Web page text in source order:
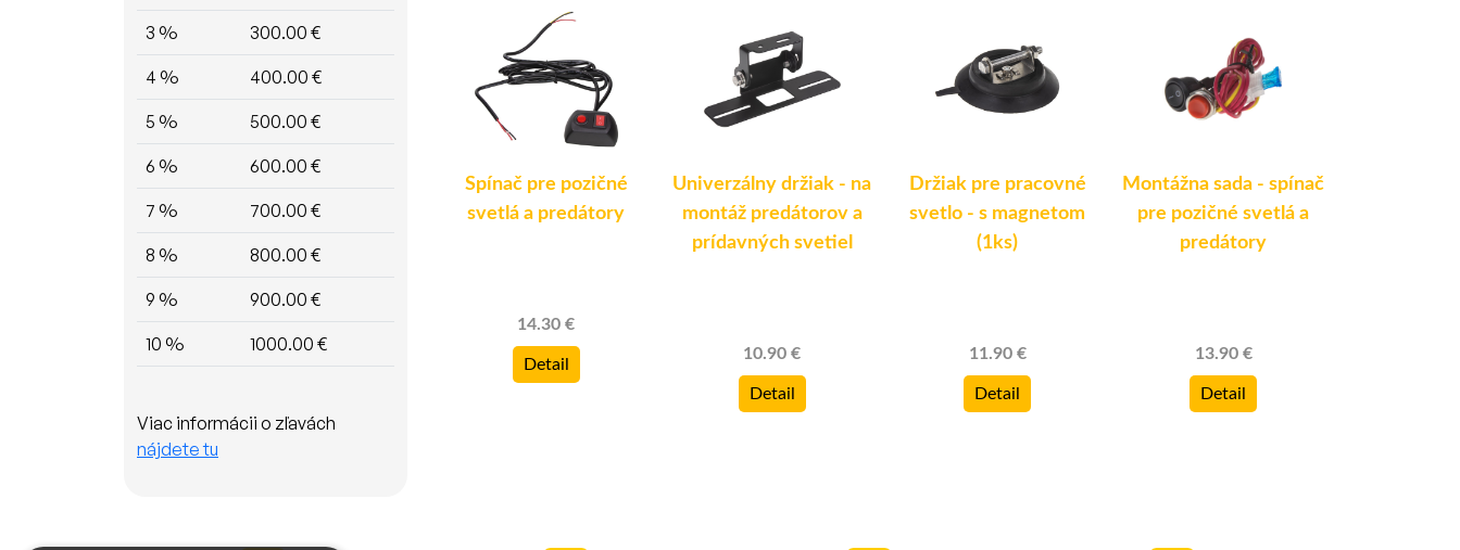
3 % 300.00 €
4 % 400.00 €
5 % 500.00 €
6 % 600.00 €
7 % 700.00 €
8 % 800.00 €
9 % 900.00 €
10 % 1000.00 €
Viac informácii o zľavách
nájdete tu
svetlo - s magnetom
pre pozičné svetlá a
13.90 €
Spínač pre pozičné
svetlá a predátory
14.30 €
Detail
Univerzálny držiak - na
montáž predátorov a
prídavných svetiel
10.90 €
Detail
Držiak pre pracovné
svetlo - s magnetom
(1ks)
11.90 €
Detail
Montážna sada - spínač
pre pozičné svetlá a
predátory
13.90 €
Detail